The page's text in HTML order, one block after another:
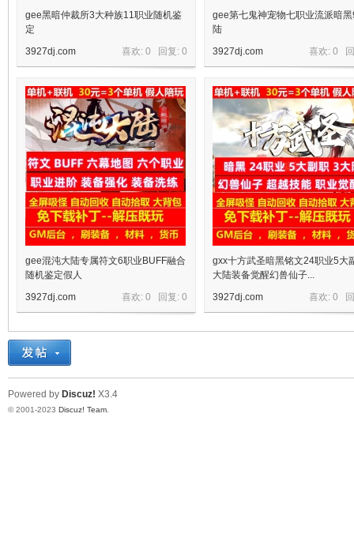
gee黑暗仲裁所3大种族11职业随机鉴
定
喜欢: 0 回复: 0
3927dj.com
gee第七鬼神宠物七职业流派暗
陆
喜欢: 0
3927dj.com
gee混沌大陆专属符文6职业BUFF融合
随机鉴定假人
喜欢: 0 回复: 0
3927dj.com
gxx十方武圣暗黑铭文24职业5大
大陆装备觉醒幻兽仙子...
喜欢: 0
3927dj.com
Powered by Discuz! X3.4
© 2001-2023 Discuz! Team.